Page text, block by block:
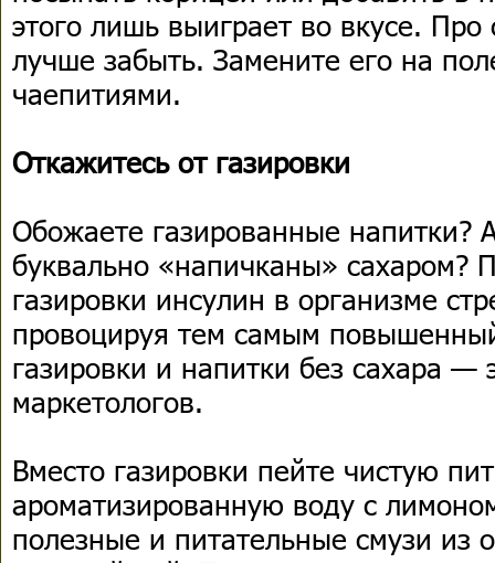
этого лишь выиграет во вкусе.
лучше забыть. Замените его на
чаепитиями.
Откажитесь от газировки
Обожаете газированные напитки?
буквально «напичканы» сахаром?
газировки инсулин в организме
провоцируя тем самым
газировки и напитки без сахара
маркетологов.
Вместо газировки пейте чистую
ароматизированную воду с
полезные и питательные смузи из